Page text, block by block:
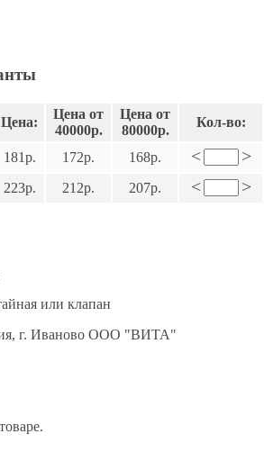
Цена:
Цена от
40000р.
Цена от
80000р.
Кол-во:
181р. 172р. 168р. < >
223р. 212р. 207р. < >
или клапан
г. Иваново ООО "ВИТА"